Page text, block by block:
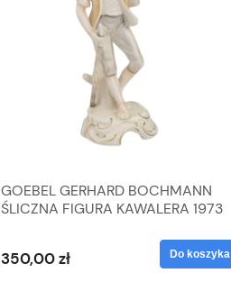
GOEBEL GERHARD BOCHMANN
ŚLICZNA FIGURA KAWALERA 1973
350,00 zł Do koszyka